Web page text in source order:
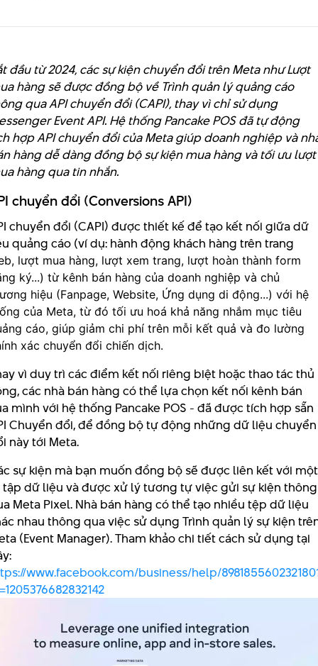
đầu từ 2024, các sự kiện chuyển đổi trên Meta như Lượt
hàng sẽ được đồng bộ về Trình quản lý quảng cáo
qua API chuyển đổi (CAPI), thay vì chỉ sử dụng
Event API. Hệ thống Pancake POS đã tự động
hợp API chuyển đổi của Meta giúp doanh nghiệp và
hàng dễ dàng đồng bộ sự kiện mua hàng và tối ưu lượt
hàng qua tin nhắn.
chuyển đổi (Conversions API)
chuyển đổi (CAPI) được thiết kế để tạo kết nối giữa dữ
quảng cáo (ví dụ: hành động khách hàng trên trang
lượt mua hàng, lượt xem trang, lượt hoàn thành form
ký...) từ kênh bán hàng của doanh nghiệp và chủ
hiệu (Fanpage, Website, Ứng dụng di động...) với hệ
của Meta, từ đó tối ưu hoá khả năng nhắm mục tiêu
cáo, giúp giảm chi phí trên mỗi kết quả và đo lường
xác chuyển đổi chiến dịch.
vì duy trì các điểm kết nối riêng biệt hoặc thao tác thủ
các nhà bán hàng có thể lựa chọn kết nối kênh bán
mình với hệ thống Pancake POS - đã được tích hợp sẵn
Chuyển đổi, để đồng bộ tự động những dữ liệu chuyển
này tới Meta.
sự kiện mà bạn muốn đồng bộ sẽ được liên kết với một
tập dữ liệu và được xử lý tương tự việc gửi sự kiện thông
Meta Pixel. Nhà bán hàng có thể tạo nhiều tệp dữ liệu
nhau thông qua việc sử dụng Trình quản lý sự kiện
(Event Manager). Tham khảo chi tiết cách sử dụng tại
www.facebook.com/business/help/